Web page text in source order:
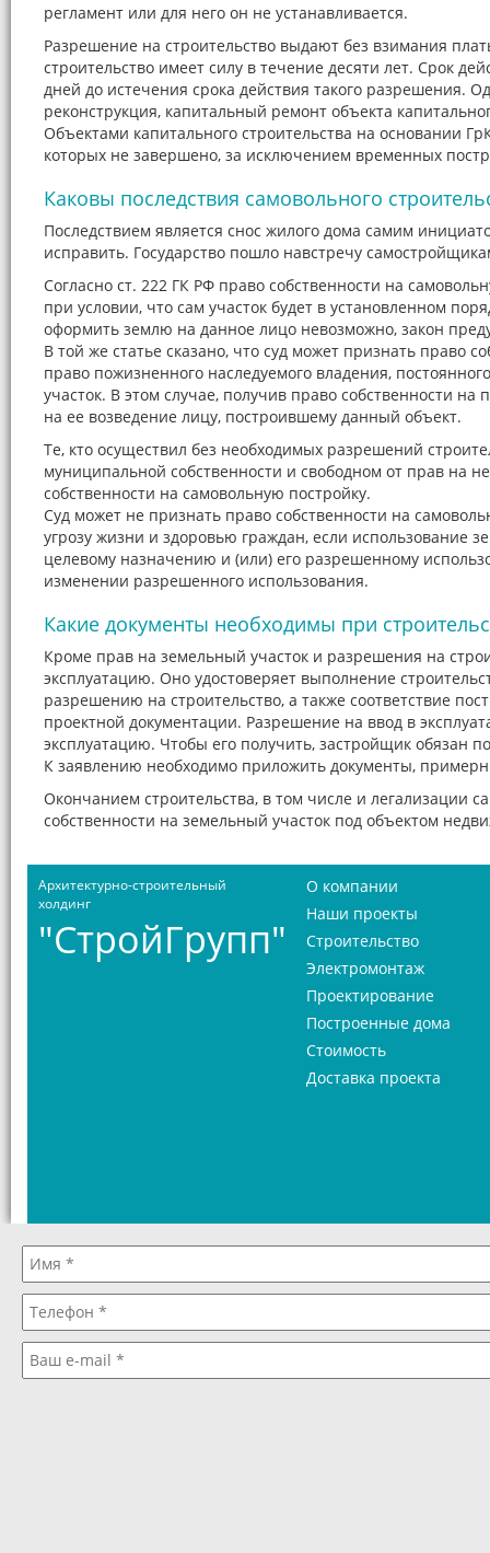
регламент или для него он не устанавливается.
Разрешение на строительство выдают без взимания
строительство имеет силу в течение десяти лет. Срок
дней до истечения срока действия такого разрешения.
реконструкция, капитальный ремонт объекта
Объектами капитального строительства на основании
которых не завершено, за исключением временных
Каковы последствия самовольного
Последствием является снос жилого дома самим
исправить. Государство пошло навстречу
Согласно ст. 222 ГК РФ право собственности на
при условии, что сам участок будет в установленном
оформить землю на данное лицо невозможно, закон
В той же статье сказано, что суд может признать право
право пожизненного наследуемого владения,
участок. В этом случае, получив право собственности
на ее возведение лицу, построившему данный объект.
Те, кто осуществил без необходимых разрешений
муниципальной собственности и свободном от прав на
собственности на самовольную постройку.
Суд может не признать право собственности на
угрозу жизни и здоровью граждан, если использование
целевому назначению и (или) его разрешенному
изменении разрешенного использования.
Какие документы необходимы при
Кроме прав на земельный участок и разрешения на
эксплуатацию. Оно удостоверяет выполнение
разрешению на строительство, а также соответствие
проектной документации. Разрешение на ввод в
эксплуатацию. Чтобы его получить, застройщик обязан
К заявлению необходимо приложить документы,
Окончанием строительства, в том числе и легализации
собственности на земельный участок под объектом
Архитектурно-строительный
холдинг
"СтройГрупп"
О компании
Наши проекты
Строительство
Электромонтаж
Проектирование
Построенные дома
Стоимость
Доставка проекта